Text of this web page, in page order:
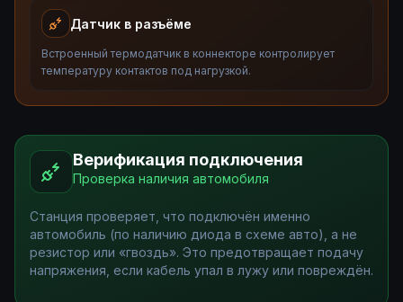
Датчик в разъёме
Встроенный термодатчик в коннекторе контролирует
температуру контактов под нагрузкой.
Верификация подключения
Проверка наличия автомобиля
Станция проверяет, что подключён именно
автомобиль (по наличию диода в схеме авто), а не
резистор или «гвоздь». Это предотвращает подачу
напряжения, если кабель упал в лужу или повреждён.